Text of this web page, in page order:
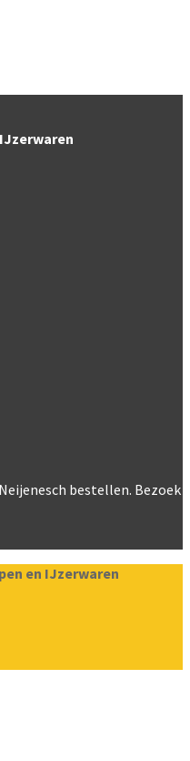
bestellen. Bezoek
en IJzerwaren